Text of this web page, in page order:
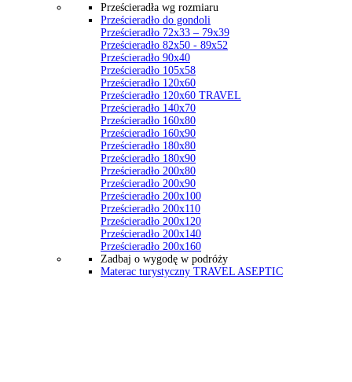
Prześcieradła wg rozmiaru
Prześcieradło do gondoli
Prześcieradło 72x33 – 79x39
Prześcieradło 82x50 - 89x52
Prześcieradło 90x40
Prześcieradło 105x58
Prześcieradło 120x60
Prześcieradło 120x60 TRAVEL
Prześcieradło 140x70
Prześcieradło 160x80
Prześcieradło 160x90
Prześcieradło 180x80
Prześcieradło 180x90
Prześcieradło 200x80
Prześcieradło 200x90
Prześcieradło 200x100
Prześcieradło 200x110
Prześcieradło 200x120
Prześcieradło 200x140
Prześcieradło 200x160
Zadbaj o wygodę w podróży
Materac turystyczny TRAVEL ASEPTIC